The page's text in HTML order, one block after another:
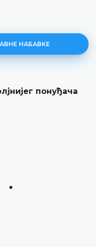
НАБАВКЕ
понуђача